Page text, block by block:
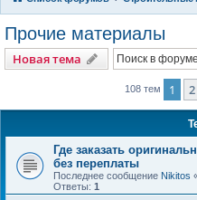
Прочие материалы
Новая тема
108 тем 1 2
Где заказать
без переплаты
Последнее сообщение Nikitos
Ответы: 1